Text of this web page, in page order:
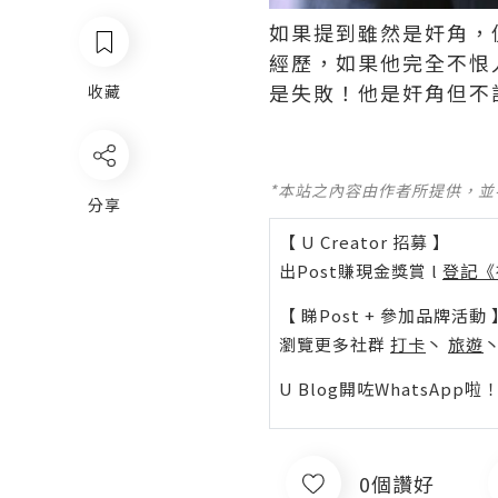
收藏
分享
如果提到雖然是奸角
經歷，如果他完全不
是失敗！他是奸角但
*本站之內容由作者所提供，
【 U Creator 招募 】
出Post賺現金獎賞 l 登記
【 睇Post + 參加品牌活動
瀏覽更多社群 打卡 丶 旅遊
U Blog開咗WhatsApp啦
0個讚好